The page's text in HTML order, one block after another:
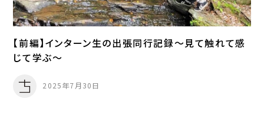
【前編】インターン生の出張同行記録～見て触れて感
じて学ぶ～
2025年7月30日